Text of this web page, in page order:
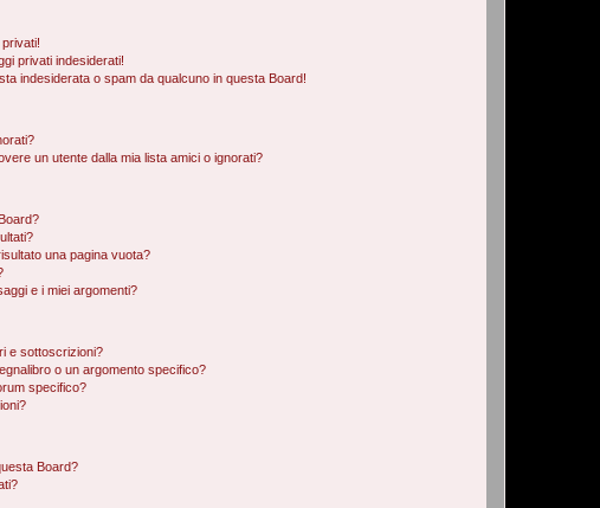
privati indesiderati!
indesiderata o spam da qualcuno in questa Board!
un utente dalla mia lista amici o ignorati?
una pagina vuota?
e i miei argomenti?
e sottoscrizioni?
o un argomento specifico?
specifico?
Board?